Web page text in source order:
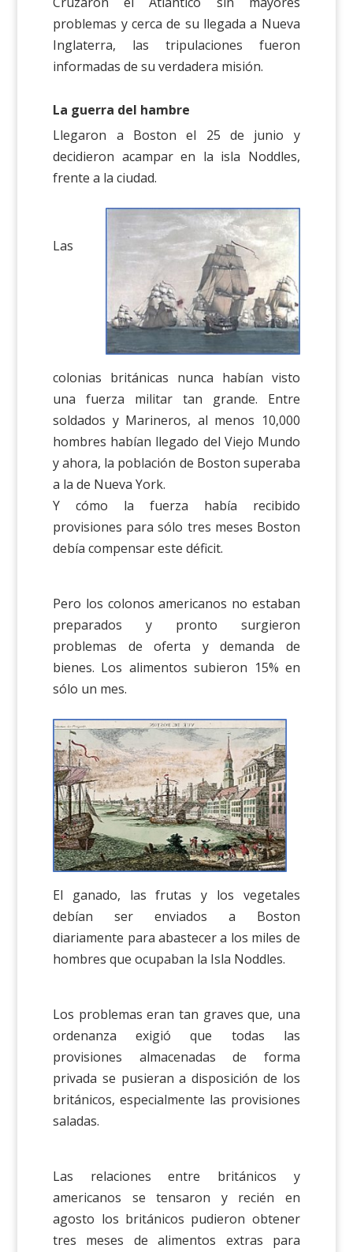
problemas y cerca de su llegada a Nueva
Inglaterra, las tripulaciones fueron
informadas de su verdadera misión.
La guerra del hambre
Llegaron a Boston el 25 de junio y
decidieron acampar en la isla Noddles,
frente a la ciudad.
Las
colonias británicas nunca habían visto
una fuerza militar tan grande. Entre
soldados y Marineros, al menos 10,000
hombres habían llegado del Viejo Mundo
y ahora, la población de Boston superaba
a la de Nueva York.
Y cómo la fuerza había recibido
provisiones para sólo tres meses Boston
debía compensar este déficit.
Pero los colonos americanos no estaban
preparados y pronto surgieron
problemas de oferta y demanda de
bienes. Los alimentos subieron 15% en
sólo un mes.
El ganado, las frutas y los vegetales
debían ser enviados a Boston
diariamente para abastecer a los miles de
hombres que ocupaban la Isla Noddles.
Los problemas eran tan graves que, una
ordenanza exigió que todas las
provisiones almacenadas de forma
privada se pusieran a disposición de los
británicos, especialmente las provisiones
saladas.
Las relaciones entre británicos y
americanos se tensaron y recién en
agosto los británicos pudieron obtener
tres meses de alimentos extras para